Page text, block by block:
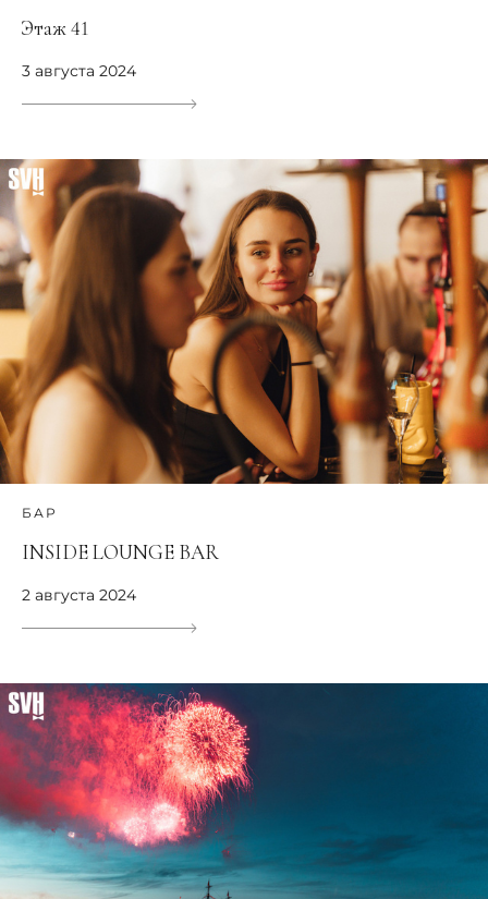
Этаж 41
3 августа 2024
БАР
INSIDE LOUNGE BAR
2 августа 2024